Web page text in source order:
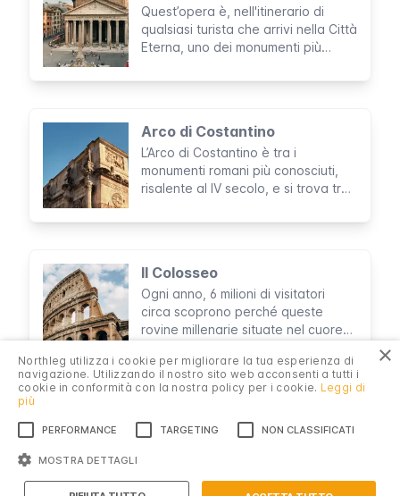
Quest’opera è, nell'itinerario di
qualsiasi turista che arrivi nella Città
Eterna, uno dei monumenti più
una delle poche costruzioni romane
cultura e fine ingegneria edilizia.
Arco di Costantino
L’Arco di Costantino è tra i
monumenti romani più conosciuti,
risalente al IV secolo, e si trova tra
decorazioni sono spettacolari: un
storia Romana.
Il Colosseo
Ogni anno, 6 milioni di visitatori
circa scoprono perché queste
rovine millenarie situate nel cuore
parte delle Nuove Sette Meraviglie
del Mondo e perché sono
×
Northleg utilizza i cookie per migliorare la tua esperienza di
navigazione. Utilizzando il nostro sito web acconsenti a tutti i
cookie in conformità con la nostra policy per i cookie. Leggi di
più
PERFORMANCE TARGETING NON CLASSIFICATI
MOSTRA DETTAGLI